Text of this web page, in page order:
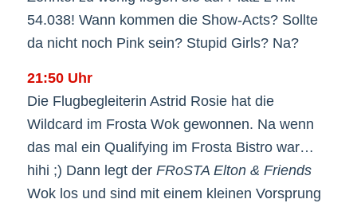
54.038! Wann kommen die Show-Acts? Sollte
da nicht noch Pink sein? Stupid Girls? Na?
21:50 Uhr
Die Flugbegleiterin Astrid Rosie hat die
Wildcard im Frosta Wok gewonnen. Na wenn
das mal ein Qualifying im Frosta Bistro war…
hihi ;) Dann legt der FRoSTA Elton & Friends
Wok los und sind mit einem kleinen Vorsprung